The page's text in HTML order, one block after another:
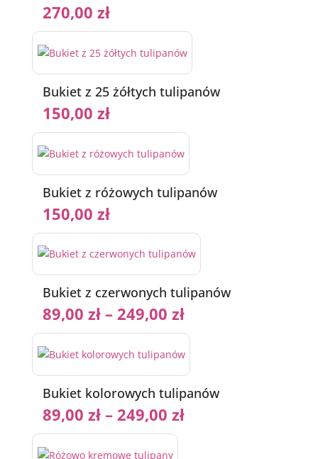
270,00 zł
Bukiet z 25 żółtych tulipanów
150,00 zł
Bukiet z różowych tulipanów
150,00 zł
Bukiet z czerwonych tulipanów
89,00 zł– 249,00 zł
Bukiet kolorowych tulipanów
89,00 zł– 249,00 zł